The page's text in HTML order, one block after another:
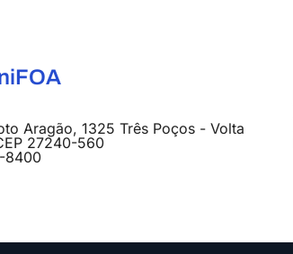
Aragão, 1325 Três Poços - Volta
27240-560
8400